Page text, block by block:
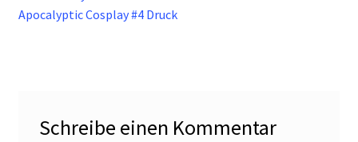
Beitrag:
Apocalyptic Cosplay #4 Druck
Schreibe einen Kommentar